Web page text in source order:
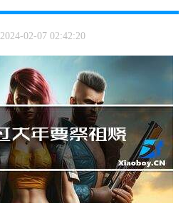
2024-02-07 02:42:20